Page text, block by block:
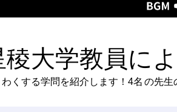
稜大学教員に
くする学問を紹介します！ 4名 の先生